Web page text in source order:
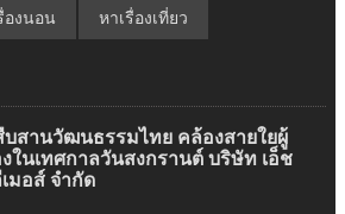
องนอน หาเรื่องเที่ยว
บสานวัฒนธรรมไทย คล้องสายใยผู้
งในเทศกาลวันสงกรานต์ บริษัท เอ็ช
มอส์ จำกัด